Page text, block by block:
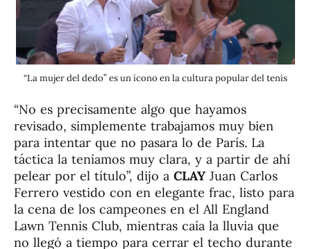
“La mujer del dedo” es un ícono en la cultura popular del tenis
“No es precisamente algo que hayamos
revisado, simplemente trabajamos muy bien
para intentar que no pasara lo de París. La
táctica la teníamos muy clara, y a partir de ahí
pelear por el título”, dijo a CLAY Juan Carlos
Ferrero vestido con en elegante frac, listo para
la cena de los campeones en el All England
Lawn Tennis Club, mientras caía la lluvia que
no llegó a tiempo para cerrar el techo durante